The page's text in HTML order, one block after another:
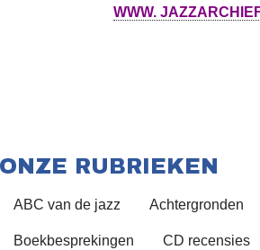
WWW.
ONZE RUBRIEKEN
ABC van de jazz Achtergronden
Boekbesprekingen CD recensies